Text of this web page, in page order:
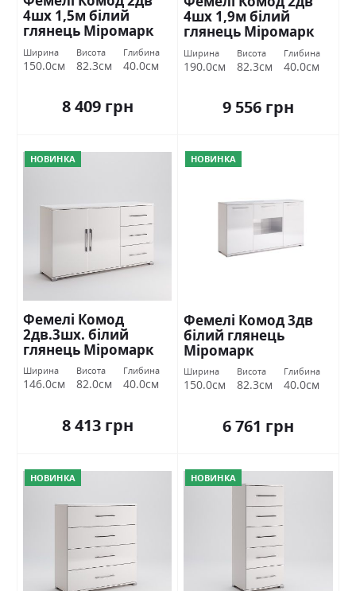
4шх 1,5м білий
глянець Міромарк
Ширина
150.0см
Висота
82.3см
Глибина
40.0см
8 409 грн
4шх 1,9м білий
глянець Міромарк
Ширина
190.0см
Висота
82.3см
Глибина
40.0см
9 556 грн
НОВИНКА
Фемелі Комод
2дв.3шх. білий
глянець Міромарк
Ширина
146.0см
Висота
82.0см
Глибина
40.0см
8 413 грн
НОВИНКА
Фемелі Комод 3дв
білий глянець
Міромарк
Ширина
150.0см
Висота
82.3см
Глибина
40.0см
6 761 грн
НОВИНКА НОВИНКА